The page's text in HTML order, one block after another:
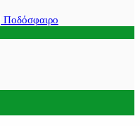
Ποδόσφαιρο